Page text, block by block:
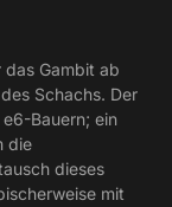
Gambit ab
Schachs. Der
Bauern; ein
die
dieses
mit